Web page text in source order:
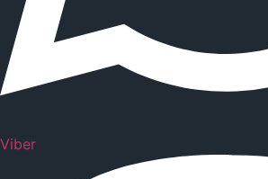
Viber